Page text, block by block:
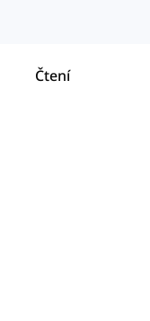
Čtení